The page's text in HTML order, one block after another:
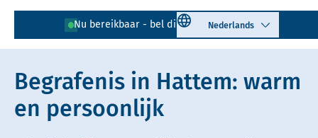
Nu bereikbaar - bel direct! 038 - 202 00 26
Select language
Lees voor Uitleg woorden
Simpele tekst
Begrafenis in Hattem: warm
en persoonlijk